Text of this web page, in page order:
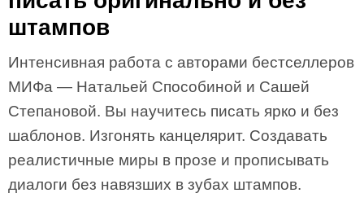
штампов
Интенсивная работа с авторами бестселлеров
МИФа — Натальей Способиной и Сашей
Степановой. Вы научитесь писать ярко и без
шаблонов. Изгонять канцелярит. Создавать
реалистичные миры в прозе и прописывать
диалоги без навязших в зубах штампов.